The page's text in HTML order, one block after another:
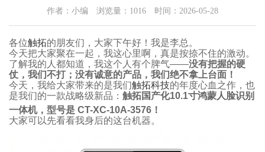
作者：小编 浏览量： 1016 时间：2026-05-28
各位触拓的朋友们，大家下午好！我是李总。
今天把大家聚在一起，我这心里啊，真是按捺不住的激动。
了解我的人都知道，我这个人有个脾气——没有把握的硬
仗，我们不打；没有诚意的产品，我们绝不拿上台面！
今天，我给大家带来的是我们触拓科技的年度心血之作，也
是我们的一款战略级新品： 触拓国产化10.1寸鸿蒙人脸识别
一体机，型号是 CT-XC-10A-3576 ！
大家可以先看看我身后的这台机器。